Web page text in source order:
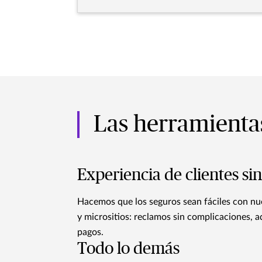
Las
Experiencia de clientes
Hacemos que los seguros sean fáciles con
y micrositios: reclamos sin complicaciones,
pagos.
Todo lo demás